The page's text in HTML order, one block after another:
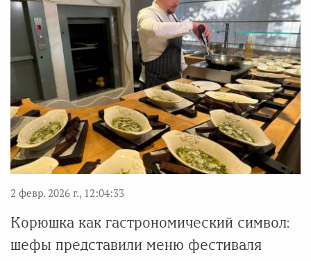
2 февр. 2026 г., 12:04:33
Корюшка как гастрономический символ:
шефы представили меню фестиваля